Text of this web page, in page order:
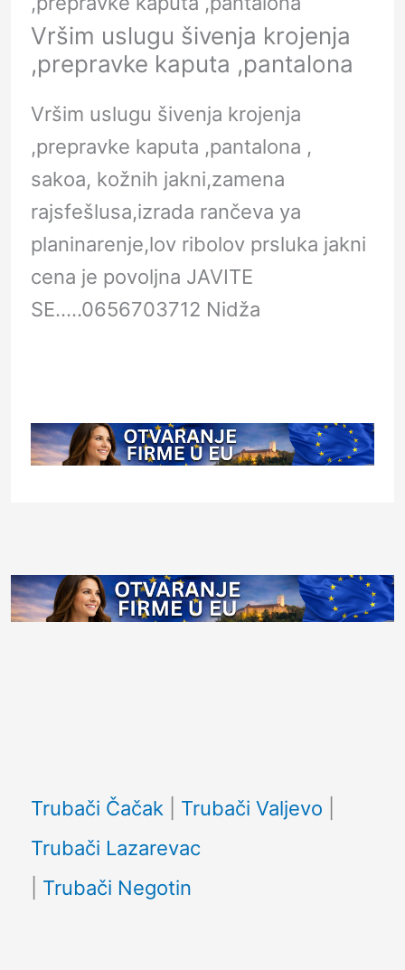
Vršim uslugu šivenja krojenja
,prepravke kaputa ,pantalona
Vršim uslugu šivenja krojenja
,prepravke kaputa ,pantalona ,
sakoa, kožnih jakni,zamena
rajsfešlusa,izrada rančeva ya
planinarenje,lov ribolov prsluka jakni
cena je povoljna JAVITE
SE…..0656703712 Nidža
Trubači Čačak Trubači Valjevo
Trubači Lazarevac
Trubači Negotin